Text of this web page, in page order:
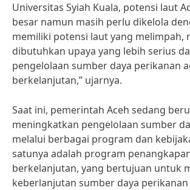
Universitas Syiah Kuala, potensi laut
besar namun masih perlu dikelola
memiliki potensi laut yang melimpah,
dibutuhkan upaya yang lebih serius
pengelolaan sumber daya perikanan
berkelanjutan,” ujarnya.
Saat ini, pemerintah Aceh sedang
meningkatkan pengelolaan sumber
melalui berbagai program dan
satunya adalah program
berkelanjutan, yang bertujuan untuk
keberlanjutan sumber daya